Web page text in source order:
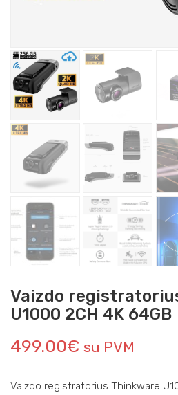
Vaizdo
U1000 2CH 4K 64GB
499.00€ su PVM
Vaizdo registratorius Thinkware